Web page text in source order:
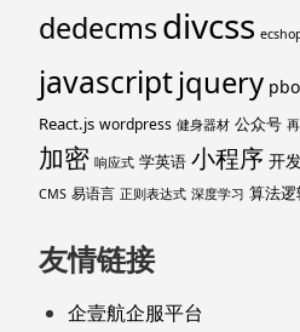
dedecmsdivcss
javascriptjquery
React.js wordpress 健身器材 公众号
加密 响应式 学英语 小程序 开
CMS 易语言 正则表达式 深度学习 算法逻
友情链接
企壹航企服平台